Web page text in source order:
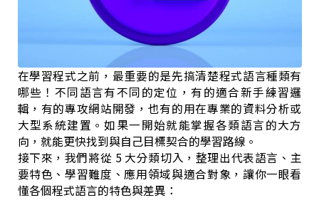
在學習程式之前，最重要的是先搞清楚程式語言種類有
哪些！不同語言有不同的定位，有的適合新手練習邏
輯，有的專攻網站開發，也有的用在專業的資料分析或
大型系統建置。如果一開始就能掌握各類語言的大方
向，就能更快找到與自己目標契合的學習路線。
接下來，我們將從 5 大分類切入，整理出代表語言、主
要特色、學習難度、應用領域與適合對象，讓你一眼看
懂各個程式語言的特色與差異：